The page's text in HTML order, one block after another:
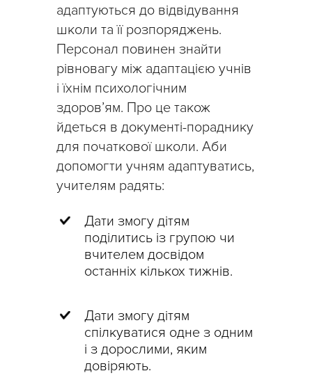
адаптуються до відвідування
школи та її розпоряджень.
Персонал повинен знайти
рівновагу між адаптацією учнів
і їхнім психологічним
здоров’ям. Про це також
йдеться в документі-пораднику
для початкової школи. Аби
допомогти учням адаптуватись,
учителям радять:
Дати змогу дітям
поділитись із групою чи
вчителем досвідом
останніх кількох тижнів.
Дати змогу дітям
спілкуватися одне з одним
і з дорослими, яким
довіряють.